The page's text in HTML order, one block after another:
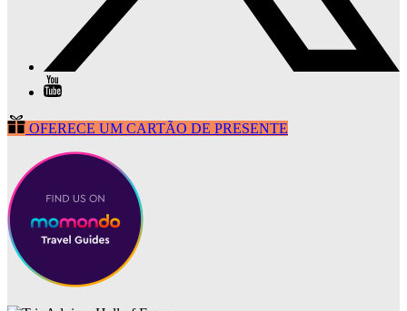
OFERECE UM CARTÃO DE PRESENTE